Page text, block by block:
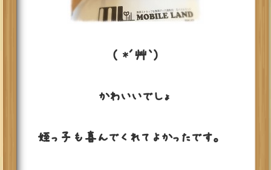
( *´艸｀)
かわいいでしょ
姪っ子も喜んでくれてよかったです。❤